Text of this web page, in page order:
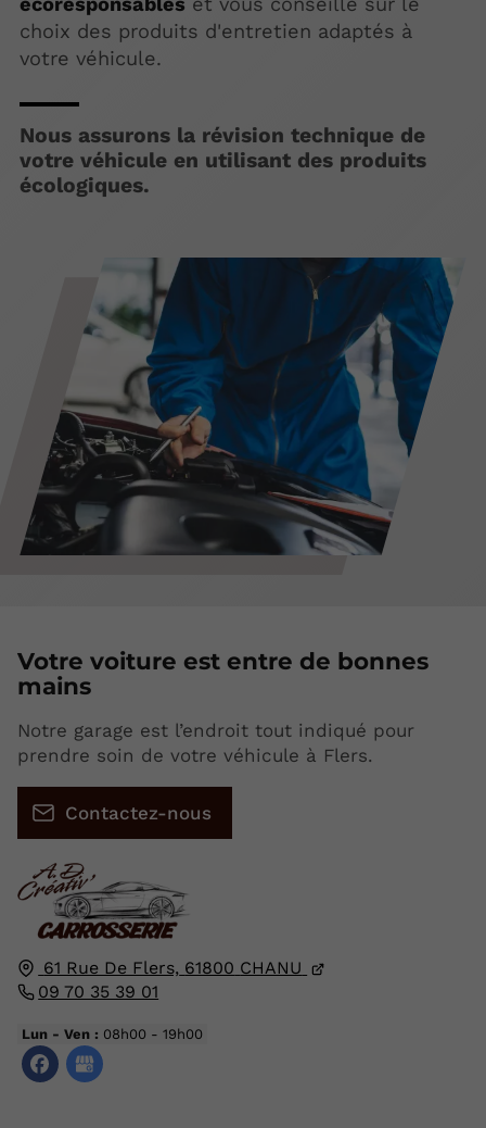
choix des produits d'entretien adaptés à
votre véhicule.
Nous assurons la révision technique de
votre véhicule en utilisant des produits
écologiques.
61 Rue De Flers, 61800 CHANU
09 70 35 39 01
Lun - Ven : 08h00 - 19h00
Votre voiture est entre de bonnes
mains
Notre garage est l’endroit tout indiqué pour
prendre soin de votre véhicule à Flers.
Contactez-nous